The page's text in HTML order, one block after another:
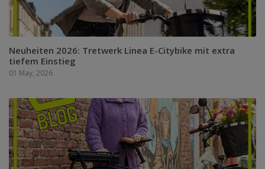
Neuheiten 2026: Tretwerk Linea E-Citybike mit extra
tiefem Einstieg
01 May, 2026